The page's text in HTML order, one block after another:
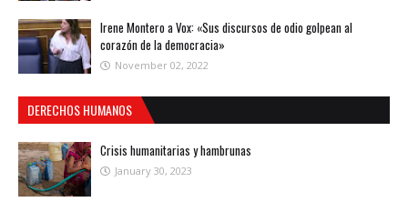
Irene Montero a Vox: «Sus discursos de odio golpean al
corazón de la democracia»
November 02, 2022
DERECHOS HUMANOS
Crisis humanitarias y hambrunas
January 30, 2023